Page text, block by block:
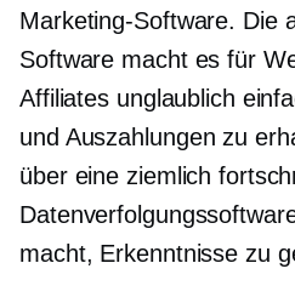
Marketing-Software. Die
Software macht es für
Affiliates unglaublich
und Auszahlungen zu
über eine ziemlich
macht, Erkenntnisse zu